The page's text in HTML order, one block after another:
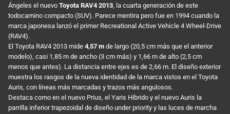
Ángeles el nuevo Toyota RAV4 2013, la cuarta generación de este
todocamino compacto (SUV). Parece mentira pero fue en 1994 cuando la
marca japonesa lanzó el primer Recreational Active Vehicle 4 Wheel-Drive
(RAV4).
El Toyota RAV4 2013 mide 4,57 m de largo (20,5 cm más que el anterior
modelo), casi 1,85 m de ancho (3 cm más) y 1,66 m de alto (2,5 cm
menos que antes). La distancia entre ejes es de 2,66 m. El diseño exterior
muestra los rasgos de la nueva identidad de la marca vistos en el Toyota
Auris, con líneas más marcadas y trazos más angulosos.
Destaca como en el nuevo Prius, el Yaris Híbrido y el nuevo Auris la
parrilla inferior trapezoidal de diseño under priority y las luces de marcha